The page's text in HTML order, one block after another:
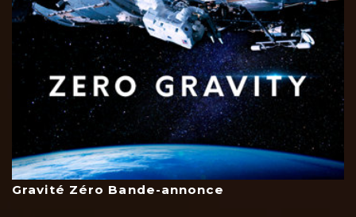
Gravité Zéro Bande-annonce